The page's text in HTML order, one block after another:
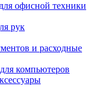
офисной техники
рук
и расходные
компьютеров